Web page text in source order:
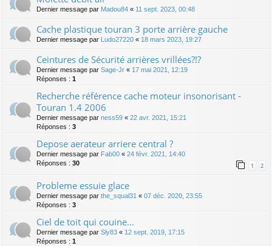
Dernier message par Madou84 « 11 sept. 2023, 00:48
Cache plastique touran 3 porte arrière gauche
Dernier message par Ludo27220 « 18 mars 2023, 19:27
Ceintures de Sécurité arrières vrillées?!?
Dernier message par Sage-Jr « 17 mai 2021, 12:19
Réponses : 1
Recherche référence cache moteur insonorisant -
Touran 1.4 2006
Dernier message par ness59 « 22 avr. 2021, 15:21
Réponses : 3
Depose aerateur arriere central ?
Dernier message par Fab00 « 24 févr. 2021, 14:40
Réponses : 30 1 2
Probleme essuie glace
Dernier message par the_squal31 « 07 déc. 2020, 23:55
Réponses : 3
Ciel de toit qui couine...
Dernier message par Sly83 « 12 sept. 2019, 17:15
Réponses : 1